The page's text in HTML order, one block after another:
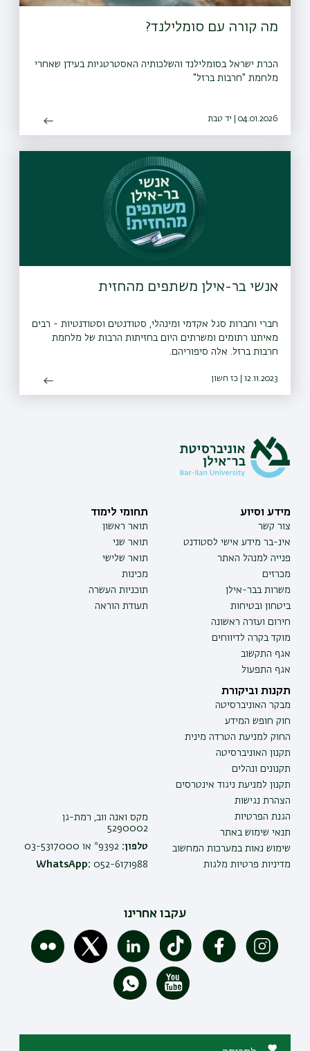
מה קורה עם סומלילנד?
הכרת ישראל בסומלילנד והשלכותיה האסטרטגיות בעידן שאחרי
מלחמת "חרבות ברזל"
04.01.2026 | יד טבת
אנשי בר-אילן משתפים מהחזית
חברי וחברות סגל אקדמי ומינהלי, סטודנטים וסטודנטיות - רבים
מאיתנו רתומים ומשרתים היום בחזיתות הרבות של מלחמת
חרבות ברזל. אלה סיפוריהם.
12.11.2023 | כז חשון
מידע וסיוע
צור קשר
אינ-בר מידע אישי לסטודנט
פנייה למנהל האתר
מכרזים
משרות בבר-אילן
ביטחון ובטיחות
חירום ועזרה ראשונה
מוקד בקרה לדיווחים
אגף התקשוב
אגף התפעול
תחומי לימוד
תואר ראשון
תואר שני
תואר שלישי
מכינות
תוכניות העשרה
תעודת הוראה
תקנות וביקורת
מבקר האוניברסיטה
חוק חופש המידע
החוק למניעת הטרדה מינית
תקנון האוניברסיטה
תקנונים ונהלים
תקנון למניעת ניגוד אינטרסים
הצהרת נגישות
הגנת הפרטיות
תנאי שימוש באתר
שימוש נאות במערכות המחשוב
מדיניות פרטיות מלגות
מקס ואנה ווב, רמת-גן
5290002
טלפון:
WhatsApp: 052-6171988
עקבו אחרינו